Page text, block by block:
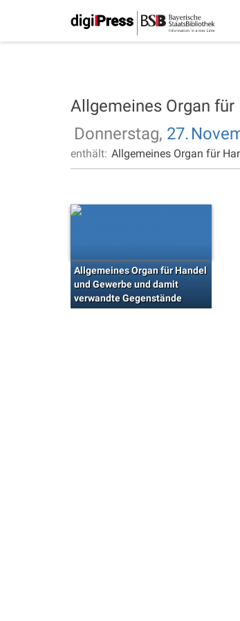
Allgemeines Organ
Donnerstag, 27.
enthält: Allgemeines Organ für
Allgemeines Organ für Handel
und Gewerbe und damit
verwandte Gegenstände